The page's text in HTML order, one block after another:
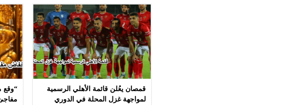
قمصان يعُلن قائمة الأهلي الرسمية
لمواجهة غزل المحلة في الدوري
“وقع